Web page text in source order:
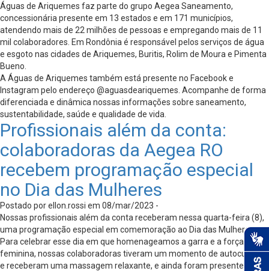
Águas de Ariquemes faz parte do grupo Aegea Saneamento,
concessionária presente em 13 estados e em 171 municípios,
atendendo mais de 22 milhões de pessoas e empregando mais de 11
mil colaboradores. Em Rondônia é responsável pelos serviços de água
e esgoto nas cidades de Ariquemes, Buritis, Rolim de Moura e Pimenta
Bueno.
A Águas de Ariquemes também está presente no Facebook e
Instagram pelo endereço @aguasdeariquemes. Acompanhe de forma
diferenciada e dinâmica nossas informações sobre saneamento,
sustentabilidade, saúde e qualidade de vida.
Profissionais além da conta:
colaboradoras da Aegea RO
recebem programação especial
no Dia das Mulheres
Postado por ellon.rossi em 08/mar/2023 -
Nossas profissionais além da conta receberam nessa quarta-feira (8),
uma programação especial em comemoração ao Dia das Mulheres.
Para celebrar esse dia em que homenageamos a garra e a força
feminina, nossas colaboradoras tiveram um momento de autocuidado,
e receberam uma massagem relaxante, e ainda foram presenteadas